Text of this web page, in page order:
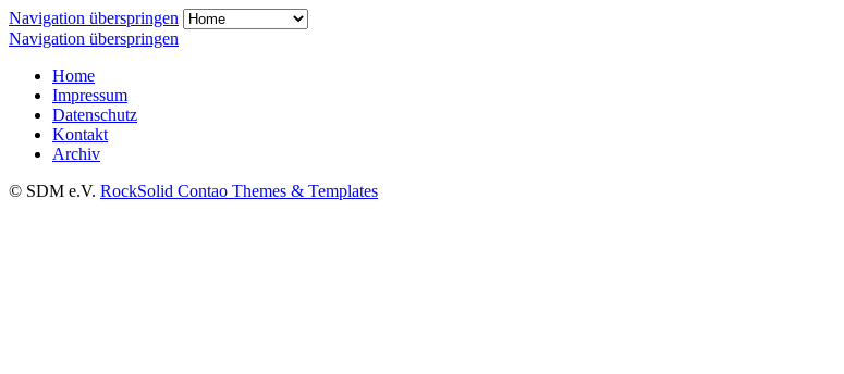
Navigation überspringen
Navigation überspringen
Home
Impressum
Datenschutz
Kontakt
Archiv
© SDM e.V. RockSolid Contao Themes & Templates